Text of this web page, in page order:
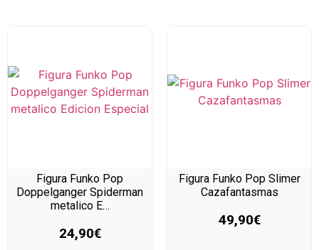
Figura Funko Pop
Doppelganger Spiderman
metalico E…
24,90€
Figura Funko Pop Slimer
Cazafantasmas
49,90€